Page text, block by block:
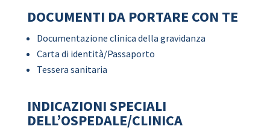
DOCUMENTI DA PORTARE CON TE
Documentazione clinica della gravidanza
Carta di identità/Passaporto
Tessera sanitaria
INDICAZIONI SPECIALI
DELL’OSPEDALE/CLINICA